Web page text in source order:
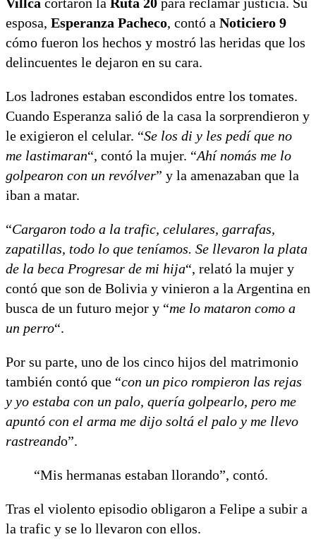
esposa, Esperanza Pacheco, contó a Noticiero 9
cómo fueron los hechos y mostró las heridas que los
delincuentes le dejaron en su cara.
Los ladrones estaban escondidos entre los tomates.
Cuando Esperanza salió de la casa la sorprendieron y
le exigieron el celular. “Se los di y les pedí que no
me lastimaran“, contó la mujer. “Ahí nomás me lo
golpearon con un revólver” y la amenazaban que la
iban a matar.
“Cargaron todo a la trafic, celulares, garrafas,
zapatillas, todo lo que teníamos. Se llevaron la plata
de la beca Progresar de mi hija“, relató la mujer y
contó que son de Bolivia y vinieron a la Argentina en
busca de un futuro mejor y “me lo mataron como a
un perro“.
Por su parte, uno de los cinco hijos del matrimonio
también contó que “con un pico rompieron las rejas
y yo estaba con un palo, quería golpearlo, pero me
apuntó con el arma me dijo soltá el palo y me llevo
rastreando”.
“Mis hermanas estaban llorando”, contó.
Tras el violento episodio obligaron a Felipe a subir a
la trafic y se lo llevaron con ellos.